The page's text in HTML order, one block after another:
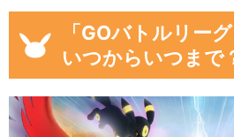
「GOバトルリー
いつからいつまで